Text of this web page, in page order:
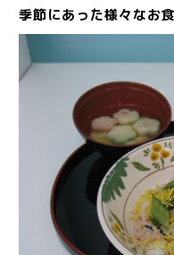
季節にあった様々なお